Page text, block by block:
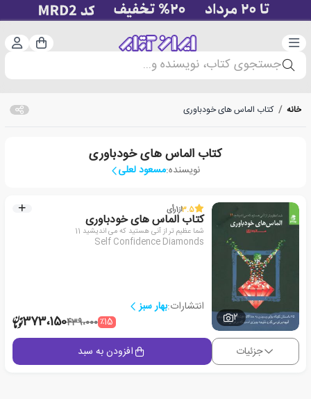
دسته‌بندی سبد
جستجوی کتاب، نویسنده و...
خانه / کتاب الماس های خودباوری
کتاب الماس های خودباوری
نویسنده:مسعود لعلی
2
3.5از1رأی
کتاب الماس های خودباوری
شما عظیم تر از آنی هستید که می اندیشید 11
Self Confidence Diamonds
انتشارات:بهار سبز
٪15439،000373،150
جزئیات افزودن به سبد